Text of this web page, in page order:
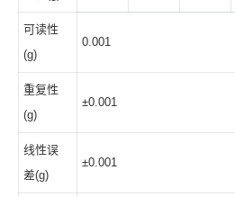
可读性
(g)
0.001
重复性
(g)
±0.001
线性误
差(g)
±0.001